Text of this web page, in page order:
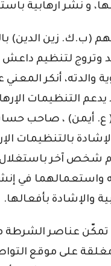
لها، و نشر ارهابية
(ب.ك. زين الدين)
وتروج لتنظيم داعش
أنكر المعني
يدعم التنظيمات
ع. أيمن) ، صاحب حساب
بالتنظيمات
شخص آخر
واستعمالهما في
والإشادة بأفعالها.
عناصر الشرطة
على موقع